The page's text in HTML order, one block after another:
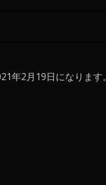
年2月19日になります。